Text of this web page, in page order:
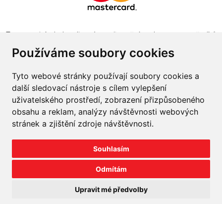
Používáme soubory cookies
Tyto webové stránky používají soubory cookies a
další sledovací nástroje s cílem vylepšení
uživatelského prostředí, zobrazení přizpůsobeného
obsahu a reklam, analýzy návštěvnosti webových
stránek a zjištění zdroje návštěvnosti.
Souhlasím
Odmítám
Upravit mé předvolby
Tento projekt byl realizován za finanční podpory z prostředků
obchodu v programu The Country for the Future
2026prodej-pneu.cz
Napište nám
Velkoobchod